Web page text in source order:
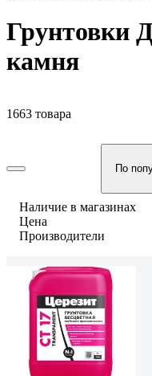
Грунтовки
камня
1663 товара
По
Наличие в магазинах
Цена
Производители